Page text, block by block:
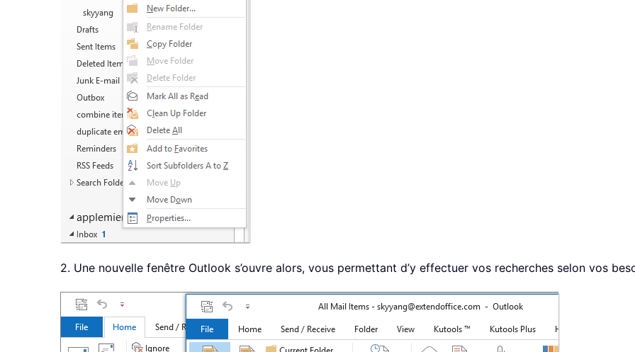
2. Une nouvelle fenêtre Outlook s’ouvre alors, vous permettant d’y effectuer vos recherches selon vos